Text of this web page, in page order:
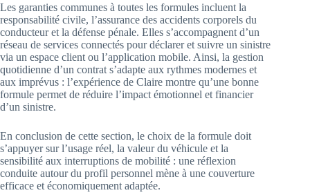
Les garanties communes à toutes les formules incluent la
responsabilité civile, l’assurance des accidents corporels du
conducteur et la défense pénale. Elles s’accompagnent d’un
réseau de services connectés pour déclarer et suivre un sinistre
via un espace client ou l’application mobile. Ainsi, la gestion
quotidienne d’un contrat s’adapte aux rythmes modernes et
aux imprévus : l’expérience de Claire montre qu’une bonne
formule permet de réduire l’impact émotionnel et financier
d’un sinistre.
En conclusion de cette section, le choix de la formule doit
s’appuyer sur l’usage réel, la valeur du véhicule et la
sensibilité aux interruptions de mobilité : une réflexion
conduite autour du profil personnel mène à une couverture
efficace et économiquement adaptée.